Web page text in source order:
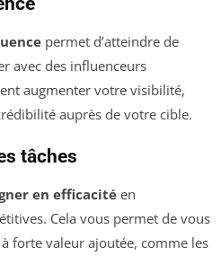
permet d’atteindre de
avec des influenceurs
augmenter votre visibilité,
auprès de votre cible.
tâches
en efficacité en
Cela vous permet de vous
forte valeur ajoutée, comme les